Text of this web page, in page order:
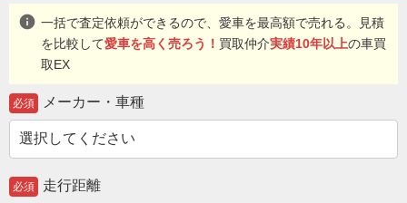
info 一括で査定依頼ができるので、愛車を最高額で売れる。見積
を比較して愛車を高く売ろう！ 買取仲介実績10年以上の車買
取EX
必須 メーカー・車種
必須 走行距離